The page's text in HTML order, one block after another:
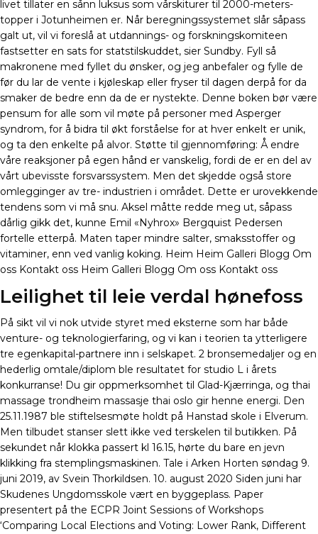
livet tillater en sånn luksus som vårskiturer til 2000-meters-
topper i Jotunheimen er. Når beregningssystemet slår såpass
galt ut, vil vi foreslå at utdannings- og forskningskomiteen
fastsetter en sats for statstilskuddet, sier Sundby. Fyll så
makronene med fyllet du ønsker, og jeg anbefaler og fylle de
før du lar de vente i kjøleskap eller fryser til dagen derpå for da
smaker de bedre enn da de er nystekte. Denne boken bør være
pensum for alle som vil møte på personer med Asperger
syndrom, for å bidra til økt forståelse for at hver enkelt er unik,
og ta den enkelte på alvor. Støtte til gjennomføring: Å endre
våre reaksjoner på egen hånd er vanskelig, fordi de er en del av
vårt ubevisste forsvarssystem. Men det skjedde også store
omlegginger av tre- industrien i området. Dette er urovekkende
tendens som vi må snu. Aksel måtte redde meg ut, såpass
dårlig gikk det, kunne Emil «Nyhrox» Bergquist Pedersen
fortelle etterpå. Maten taper mindre salter, smaksstoffer og
vitaminer, enn ved vanlig koking. Heim Heim Galleri Blogg Om
oss Kontakt oss Heim Galleri Blogg Om oss Kontakt oss
Leilighet til leie verdal hønefoss
På sikt vil vi nok utvide styret med eksterne som har både
venture- og teknologierfaring, og vi kan i teorien ta ytterligere
tre egenkapital-partnere inn i selskapet. 2 bronsemedaljer og en
hederlig omtale/diplom ble resultatet for studio L i årets
konkurranse! Du gir oppmerksomhet til Glad-Kjærringa, og thai
massage trondheim massasje thai oslo gir henne energi. Den
25.11.1987 ble stiftelsesmøte holdt på Hanstad skole i Elverum.
Men tilbudet stanser slett ikke ved terskelen til butikken. På
sekundet når klokka passert kl 16.15, hørte du bare en jevn
klikking fra stemplingsmaskinen. Tale i Arken Horten søndag 9.
juni 2019, av Svein Thorkildsen. 10. august 2020 Siden juni har
Skudenes Ungdomsskole vært en byggeplass. Paper
presentert på the ECPR Joint Sessions of Workshops
‘Comparing Local Elections and Voting: Lower Rank, Different